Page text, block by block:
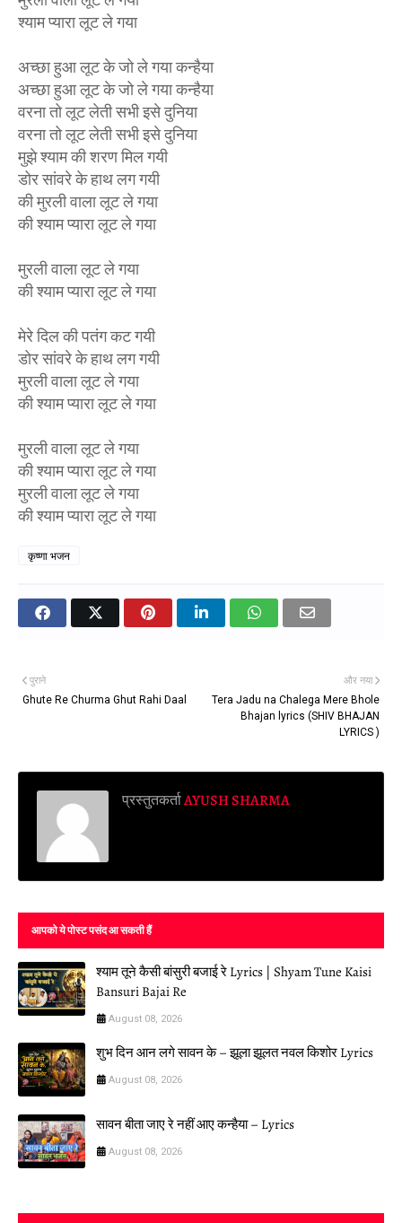
श्याम प्यारा लूट ले गया
अच्छा हुआ लूट के जो ले गया कन्हैया
अच्छा हुआ लूट के जो ले गया कन्हैया
वरना तो लूट लेती सभी इसे दुनिया
वरना तो लूट लेती सभी इसे दुनिया
मुझे श्याम की शरण मिल गयी
डोर सांवरे के हाथ लग गयी
की मुरली वाला लूट ले गया
की श्याम प्यारा लूट ले गया
मुरली वाला लूट ले गया
की श्याम प्यारा लूट ले गया
मेरे दिल की पतंग कट गयी
डोर सांवरे के हाथ लग गयी
मुरली वाला लूट ले गया
की श्याम प्यारा लूट ले गया
मुरली वाला लूट ले गया
की श्याम प्यारा लूट ले गया
मुरली वाला लूट ले गया
की श्याम प्यारा लूट ले गया
कृष्णा भजन
और नया
Tera Jadu na Chalega Mere Bhole
Bhajan lyrics (SHIV BHAJAN
LYRICS )
पुराने
Ghute Re Churma Ghut Rahi Daal
प्रस्तुतकर्ताAYUSH SHARMA
आपको ये पोस्ट पसंद आ सकती हैं
श्याम तूने कैसी बांसुरी बजाई रे Lyrics | Shyam Tune Kaisi
Bansuri Bajai Re
August 08, 2026
शुभ दिन आन लगे सावन के – झूला झूलत नवल किशोर Lyrics
August 08, 2026
सावन बीता जाए रे नहीं आए कन्हैया – Lyrics
August 08, 2026